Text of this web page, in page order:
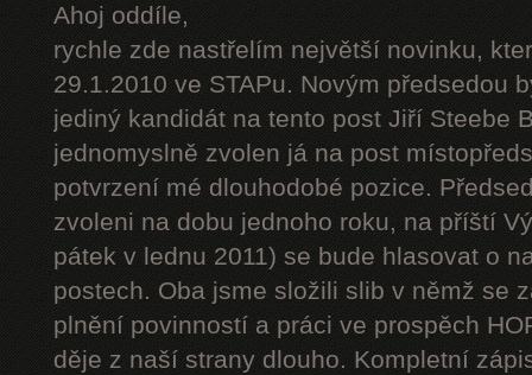
Ahoj oddíle,
rychle zde nastřelím největší novinku,
29.1.2010 ve STAPu. Novým předsedou
jediný kandidát na tento post Jiří Steebe
jednomyslně zvolen já na post
potvrzení mé dlouhodobé pozice.
zvoleni na dobu jednoho roku, na příští
pátek v lednu 2011) se bude hlasovat o
postech. Oba jsme složili slib v němž se
plnění povinností a práci ve prospěch
děje z naší strany dlouho. Kompletní